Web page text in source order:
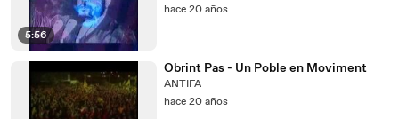
5:56
hace 20 años
Obrint Pas - Un Poble en Moviment
ANTIFA
hace 20 años